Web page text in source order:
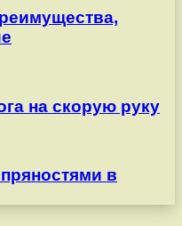
на скорую руку
в